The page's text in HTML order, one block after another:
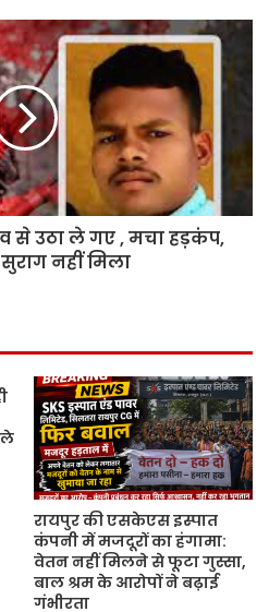
से उठा ले गए , मचा हड़कंप,
नहीं मिला
रायपुर की एसकेएस इस्पात
कंपनी में मजदूरों का हंगामा:
वेतन नहीं मिलने से फूटा गुस्सा,
बाल श्रम के आरोपों ने बढ़ाई
गंभीरता